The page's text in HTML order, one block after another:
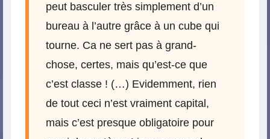
peut basculer très simplement d’un
bureau à l’autre grâce à un cube qui
tourne. Ca ne sert pas à grand-
chose, certes, mais qu’est-ce que
c’est classe ! (…) Evidemment, rien
de tout ceci n’est vraiment capital,
mais c’est presque obligatoire pour